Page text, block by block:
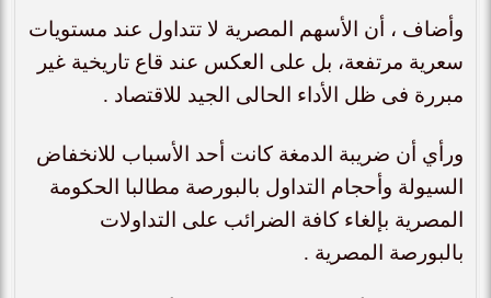
وأضاف ، أن الأسهم المصرية لا تتداول عند مستويات
سعرية مرتفعة، بل على العكس عند قاع تاريخية غير
مبررة فى ظل الأداء الحالى الجيد للاقتصاد .
ورأي أن ضريبة الدمغة كانت أحد الأسباب للانخفاض
السيولة وأحجام التداول بالبورصة مطالبا الحكومة
المصرية بإلغاء كافة الضرائب على التداولات
بالبورصة المصرية .